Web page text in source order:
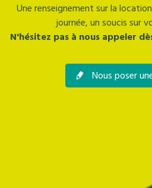
Une renseignement sur la
journée, un soucis sur
N'hésitez pas à nous appeler
Nous poser